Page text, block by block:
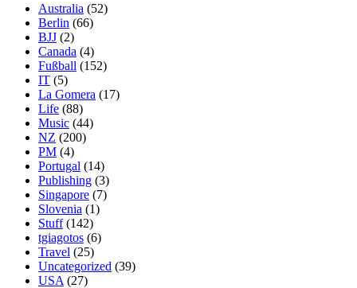
Australia (52)
Berlin (66)
BJJ (2)
Canada (4)
Fußball (152)
IT (5)
La Gomera (17)
Life (88)
Music (44)
NZ (200)
PM (4)
Portugal (14)
Publishing (3)
Singapore (7)
Slovenia (1)
Stuff(142)
tgiagotos (6)
Travel (25)
Uncategorized (39)
USA (27)